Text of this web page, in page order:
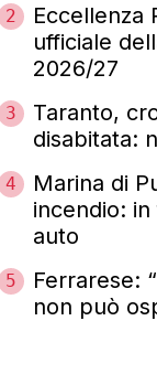
2
Eccellenza
ufficiale
2026/27
3
Taranto,
disabitata:
4
Marina di
incendio:
auto
5
Ferrarese:
non può